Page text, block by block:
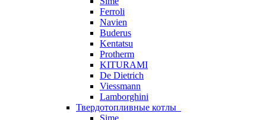
Ferroli
Navien
Buderus
Kentatsu
Protherm
KITURAMI
De Dietrich
Viessmann
Lamborghini
Твердотопливные котлы
Sime